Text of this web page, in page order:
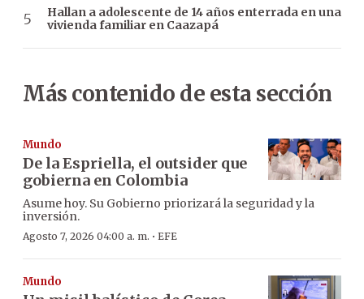
Hallan a adolescente de 14 años enterrada en una
vivienda familiar en Caazapá
Más contenido de esta sección
Mundo
De la Espriella, el outsider que
gobierna en Colombia
Asume hoy. Su Gobierno priorizará la seguridad y la
inversión.
Agosto 7, 2026 04:00 a. m. · EFE
Mundo